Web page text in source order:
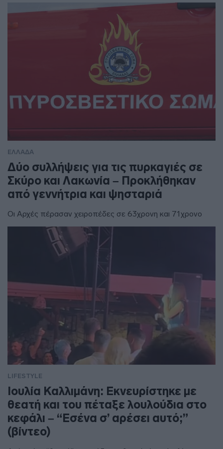
ΕΛΛΑΔΑ
Δύο συλλήψεις για τις πυρκαγιές σε
Σκύρο και Λακωνία – Προκλήθηκαν
από γεννήτρια και ψησταριά
Οι Αρχές πέρασαν χειροπέδες σε 63χρονη και 71χρονο
LIFESTYLE
Ιουλία Καλλιμάνη: Εκνευρίστηκε με
θεατή και του πέταξε λουλούδια στο
κεφάλι – “Εσένα σ’ αρέσει αυτό;”
(βίντεο)